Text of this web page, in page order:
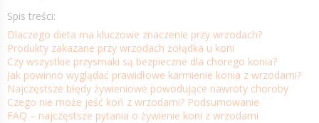
Spis treści:
Dlaczego dieta ma kluczowe znaczenie przy wrzodach?
Produkty zakazane przy wrzodach żołądka u koni
Czy wszystkie przysmaki są bezpieczne dla chorego konia?
Jak powinno wyglądać prawidłowe karmienie konia z wrzodami?
Najczęstsze błędy żywieniowe powodujące nawroty choroby
Czego nie może jeść koń z wrzodami? Podsumowanie
FAQ – najczęstsze pytania o żywienie koni z wrzodami